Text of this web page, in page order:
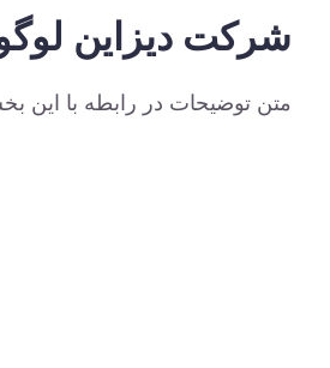
دیزاین لوگو تاج
توضیحات در رابطه با این بخش